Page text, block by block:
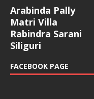
Arabinda Pally
Matri Villa
Rabindra Sarani
Siliguri
FACEBOOK PAGE